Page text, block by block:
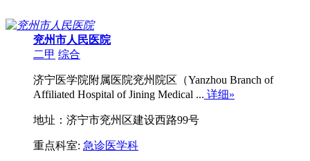
兖州市人民医院
二甲 综合
济宁医学院附属医院兖州院区（Yanzhou Branch of
Affiliated Hospital of Jining Medical ... 详细»
地址：济宁市兖州区建设西路99号
重点科室: 急诊医学科